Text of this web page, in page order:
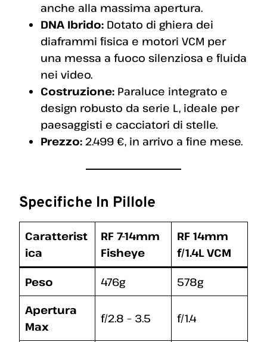
anche alla massima apertura.
DNA Ibrido: Dotato di ghiera dei
diaframmi fisica e motori VCM per
una messa a fuoco silenziosa e fluida
nei video.
Costruzione: Paraluce integrato e
design robusto da serie L, ideale per
paesaggisti e cacciatori di stelle.
Prezzo: 2.499 €, in arrivo a fine mese.
Specifiche In Pillole
Caratterist
ica
RF 7-14mm
Fisheye
RF 14mm
f/1.4L VCM
Peso 476g
578g
Apertura
Max
f/2.8 – 3.5 f/1.4